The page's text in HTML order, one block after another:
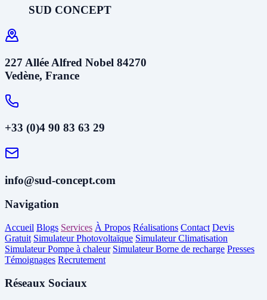
SUD CONCEPT
227 Allée Alfred Nobel 84270
Vedène, France
+33 (0)4 90 83 63 29
info@sud-concept.com
Navigation
Accueil Blogs Services À Propos Réalisations Contact Devis
Gratuit Simulateur Photovoltaïque Simulateur Climatisation
Simulateur Pompe à chaleur Simulateur Borne de recharge Presses
Témoignages Recrutement
Réseaux Sociaux